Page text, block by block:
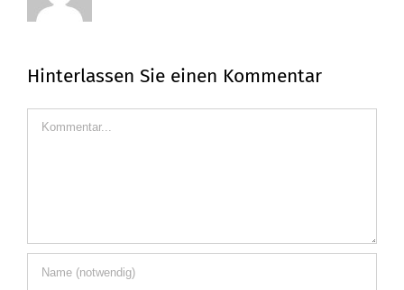
Hinterlassen Sie einen Kommentar
Kommentar